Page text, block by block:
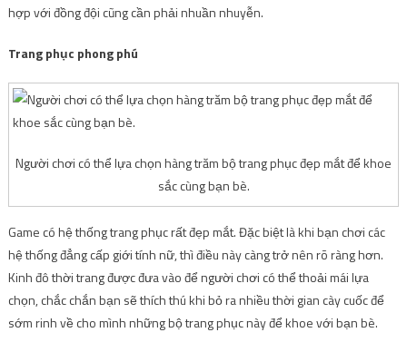
hợp với đồng đội cũng cần phải nhuần nhuyễn.
Trang phục phong phú
Người chơi có thể lựa chọn hàng trăm bộ trang phục đẹp mắt để khoe
sắc cùng bạn bè.
Game có hệ thống trang phục rất đẹp mắt. Đặc biệt là khi bạn chơi các
hệ thống đẳng cấp giới tính nữ, thì điều này càng trở nên rõ ràng hơn.
Kinh đô thời trang được đưa vào để người chơi có thể thoải mái lựa
chọn, chắc chắn bạn sẽ thích thú khi bỏ ra nhiều thời gian cày cuốc để
sớm rinh về cho mình những bộ trang phục này để khoe với bạn bè.